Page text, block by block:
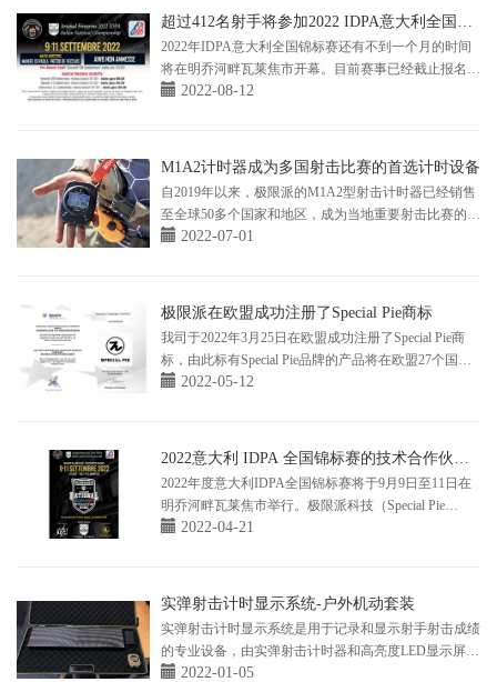
超过412名射手将参加2022 IDPA意大利全国锦
标赛
2022年IDPA意大利全国锦标赛还有不到一个月的时间
将在明乔河畔瓦莱焦市开幕。目前赛事已经截止报名，
届时将会有来自10多个国家的412名射手参赛。 极限派
赛中运行良好，为比赛的成功举办贡...
2022-08-12
M1A2计时器成为多国射击比赛的首选计时设备
自2019年以来，极限派的M1A2型射击计时器已经销售
至全球50多个国家和地区，成为当地重要射击比赛的指
定计时设备。客户包含射手、射击俱乐部、射击培训机
户的反馈图片，Shotgun IPSC 2022 Marynino 波...
2022-07-01
极限派在欧盟成功注册了Special Pie商标
我司于2022年3月25日在欧盟成功注册了Special Pie商
标，由此标有Special Pie品牌的产品将在欧盟27个国家
获得商标保护，这将有利于我司为更多欧盟境内的强力
2022-05-12
2022意大利 IDPA 全国锦标赛的技术合作伙伴
（极限派科技）
2022年度意大利IDPA全国锦标赛将于9月9日至11日在
明乔河畔瓦莱焦市举行。极限派科技（Special Pie
Technology)作为此次比赛的独家技术合作伙伴，将为13
训练部门提供更智能，更好用的射击...
2022-04-21
实弹射击计时显示系统-户外机动套装
实弹射击计时显示系统是用于记录和显示射手射击成绩
的专业设备，由实弹射击计时器和高亮度LED显示屏组
成。系统适用于户外靶场和室内靶场的射击训练和比
2022-01-05